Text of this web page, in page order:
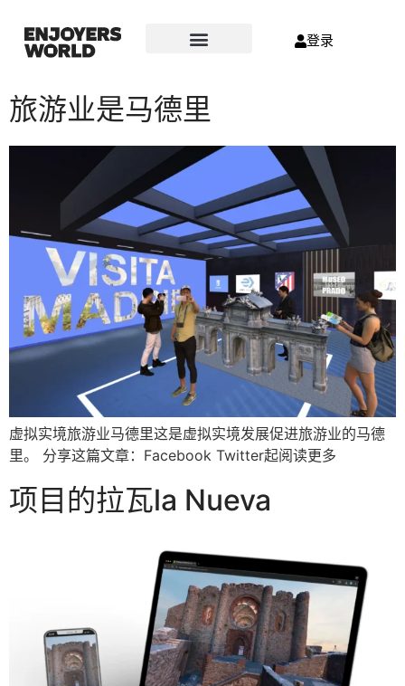
登录
旅游业是马德里
虚拟实境旅游业马德里这是虚拟实境发展促进旅游业的马德
里。 分享这篇文章：Facebook Twitter起阅读更多
项目的拉瓦la Nueva